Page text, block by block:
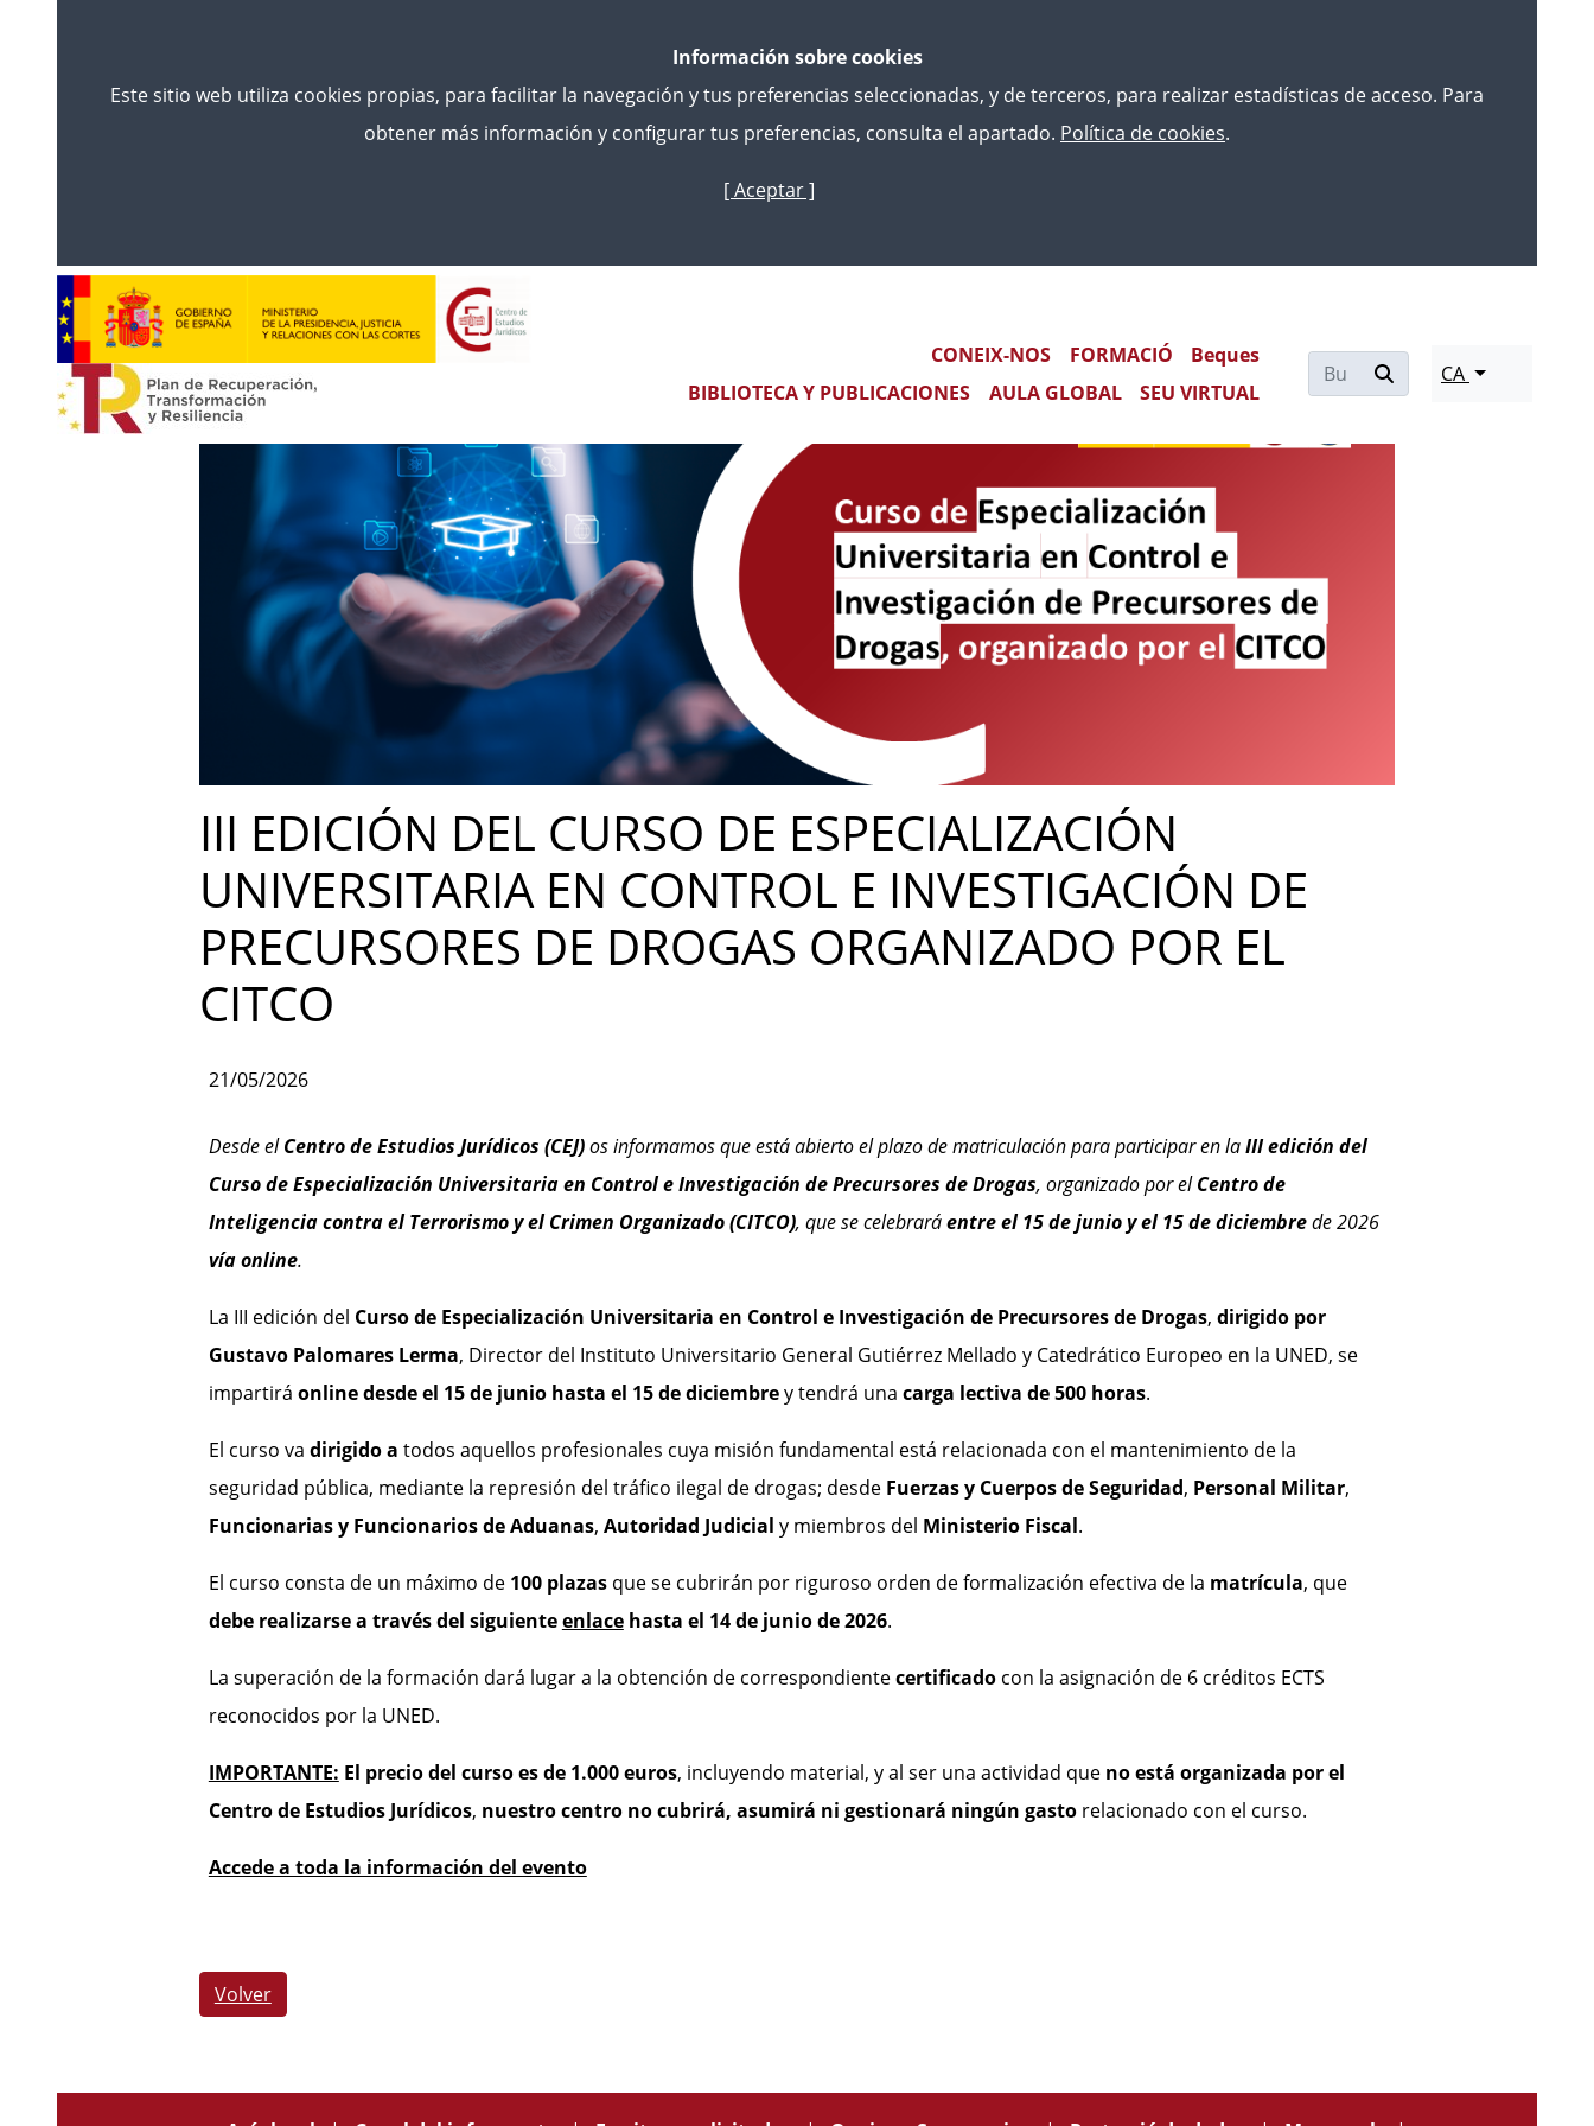
Vés
contingut
Información sobre cookies
Este sitio web utiliza cookies propias, para facilitar la navegación y tus preferencias seleccionadas, y de terceros, para realizar estadísticas de acceso. Para
obtener más información y configurar tus preferencias, consulta el apartado. Política de cookies.
[ Aceptar ]
Main navigation
CONEIX-NOS FORMACIÓ
Beques
BIBLIOTECA Y PUBLICACIONES
AULA GLOBAL SEU VIRTUAL
CA
III EDICIÓN DEL CURSO DE ESPECIALIZACIÓN UNIVERSITARIA EN CONTROL E INVESTIGACIÓN DE PRECURSORES DE
DROGAS ORGANIZADO POR EL CITCO
III EDICIÓN DEL CURSO DE ESPECIALIZACIÓN
UNIVERSITARIA EN CONTROL E INVESTIGACIÓN DE
PRECURSORES DE DROGAS ORGANIZADO POR EL
CITCO
21/05/2026
Desde elCentro de Estudios Jurídicos (CEJ)os informamos que está abierto el plazo de matriculación para participar en laIII edición del
Curso de Especialización Universitaria en Control e Investigación de Precursores de Drogas, organizado por elCentro de
Inteligencia contra el Terrorismo y el Crimen Organizado (CITCO), que se celebraráentre el 15 de junio y el 15 de diciembrede 2026
vía online.
La III edición del Curso de Especialización Universitaria en Control e Investigación de Precursores de Drogas, dirigido por
Gustavo Palomares Lerma, Director del Instituto Universitario General Gutiérrez Mellado y Catedrático Europeo en la UNED, se
impartirá online desde el 15 de junio hasta el 15 de diciembrey tendrá una carga lectiva de 500 horas.
El curso va dirigido a todos aquellos profesionales cuya misión fundamental está relacionada con el mantenimiento de la
seguridad pública, mediante la represión del tráfico ilegal de drogas; desde Fuerzas y Cuerpos de Seguridad, Personal Militar,
Funcionarias y Funcionarios de Aduanas, Autoridad Judicial y miembros del Ministerio Fiscal.
El curso consta de un máximo de 100 plazasque se cubrirán por riguroso orden de formalización efectiva de la matrícula, que
debe realizarse a través del siguienteenlacehasta el 14 de junio de 2026.
La superación de la formación dará lugar a la obtención de correspondientecertificado con la asignación de 6 créditos ECTS
reconocidos por la UNED.
IMPORTANTE: El precio del curso es de 1.000 euros, incluyendo material, y al ser una actividad que no está organizada por el
Centro de Estudios Jurídicos, nuestro centro no cubrirá, asumirá ni gestionará ningún gastorelacionado con el curso.
Accede a toda la información del evento
Volver